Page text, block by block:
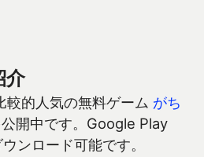
介
的人気の無料ゲーム がち
公開中です。Google Play
ンロード可能です。